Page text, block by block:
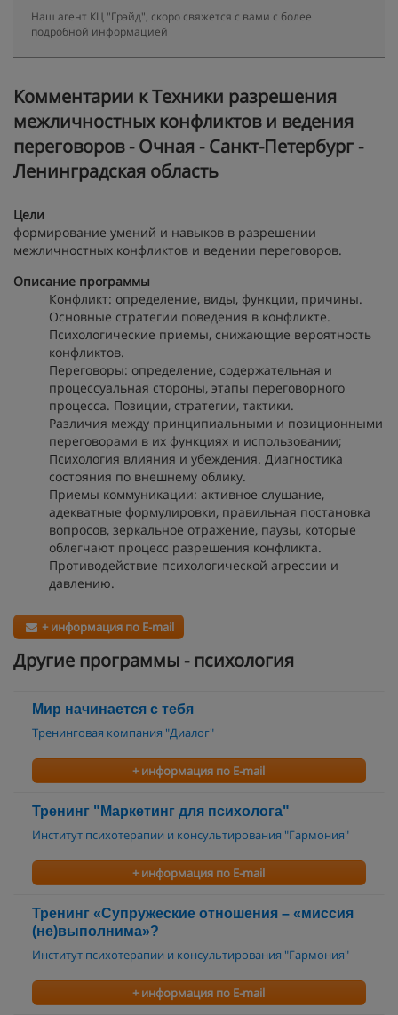
Наш агент КЦ "Грэйд", скоро свяжется с вами с более
подробной информацией
Kомментарии к Техники разрешения
межличностных конфликтов и ведения
переговоров - Очная - Санкт-Петербург -
Ленинградская область
Цели
формирование умений и навыков в разрешении
межличностных конфликтов и ведении переговоров.
Описание программы
Конфликт: определение, виды, функции, причины.
Основные стратегии поведения в конфликте.
Психологические приемы, снижающие вероятность
конфликтов.
Переговоры: определение, содержательная и
процессуальная стороны, этапы переговорного
процесса. Позиции, стратегии, тактики.
Различия между принципиальными и позиционными
переговорами в их функциях и использовании;
Психология влияния и убеждения. Диагностика
состояния по внешнему облику.
Приемы коммуникации: активное слушание,
адекватные формулировки, правильная постановка
вопросов, зеркальное отражение, паузы, которые
облегчают процесс разрешения конфликта.
Противодействие психологической агрессии и
давлению.
+ информация по E-mail
Другие программы - психология
Мир начинается с тебя
Тренинговая компания "Диалог"
+ информация по E-mail
Тренинг "Маркетинг для психолога"
Институт психотерапии и консультирования "Гармония"
+ информация по E-mail
Тренинг «Супружеские отношения – «миссия
(не)выполнима»?
Институт психотерапии и консультирования "Гармония"
+ информация по E-mail